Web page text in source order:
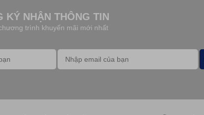
KÝ NHẬN THÔNG TIN
trình khuyến mãi mới nhất